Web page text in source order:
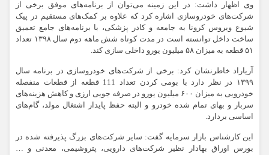
وی اظهار داشت: در این زمینه می‌توان از برنامه‌های موفق برخی از
شرکت‌های خودروسازی اشاره کرد که علاوه بر کمک‌های مستقیم در پیک
شیوع ویروس کرونا به جامعه و کادر پزشکی، با برنامه‌های جامع تعمیق
ساخت داخل توانسته است در مدت کوتاه شش ماهه دوم سال ۱۳۹۸ تعداد
۵۱ قطعه به میزان ۵۸ میلیون یورو داخلی سازی کند.
آریاراد خاطرنشان کرد: برخی از شرکت‌های خودروسازی در برنامه سال
۱۳۹۹ در نظر دارد با بومی کردن تعداد 111 قطعه از قطعات منفصله
خودرویی به میزان ۶۰۰ میلیون یورو در صرفه جویی ارزی و کاهش هزینه‌های
سربار و بهای تمام شده خودرو و البته حفظ پایدار اشتغال مولد، گام‌های
اساسی بردارد.
این کارشناس بازار سرمایه گفت: سایر شرکت‌های بزرگ پذیرفته شده در
بورس اوراق بهادار نظیر شرکت‌های دارویی، پتروشیمی، معدنی و …